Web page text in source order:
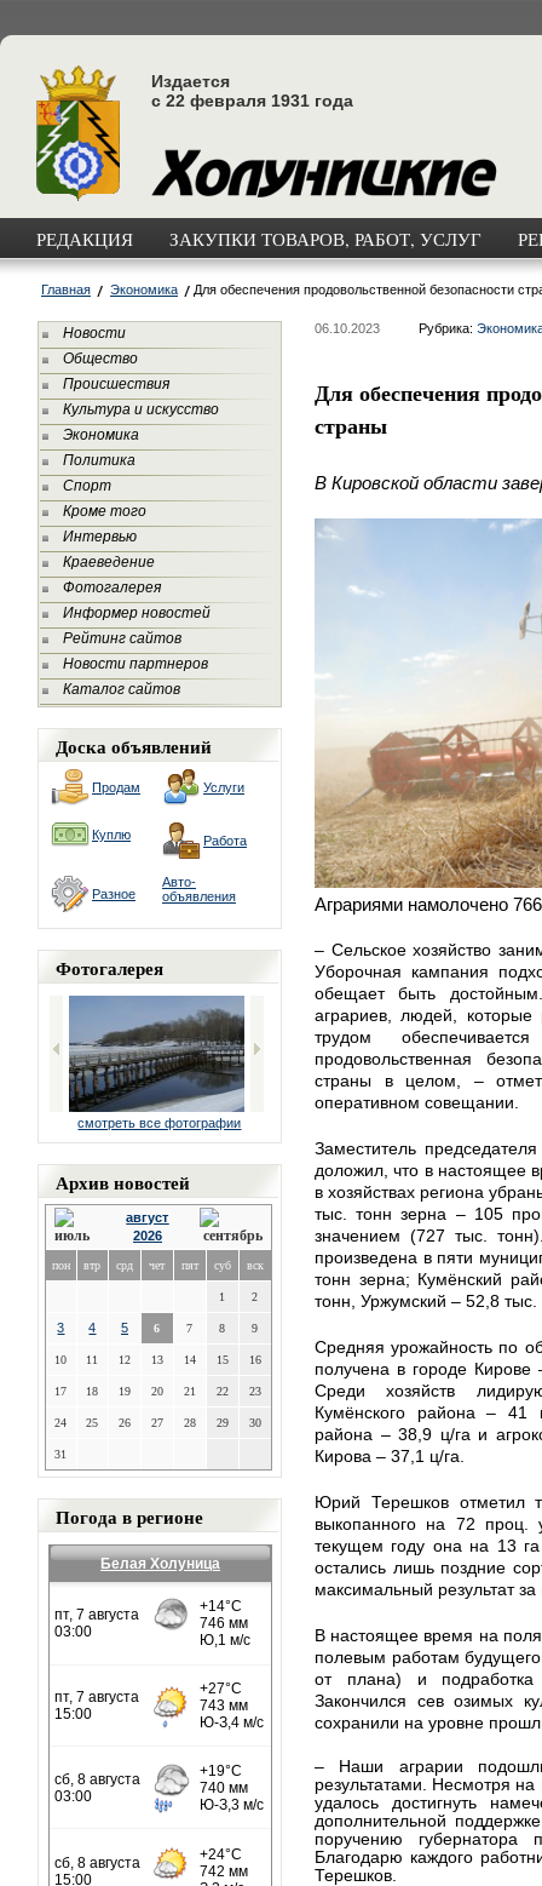
Издается
с 22 февраля 1931 года
РЕДАКЦИЯ ЗАКУПКИ ТОВАРОВ, РАБОТ, УСЛУГ
Главная Экономика Для обеспечения продовольственной безопасности
Новости
Общество
Происшествия
Культура и искусство
Экономика
Политика
Спорт
Кроме того
Интервью
Краеведение
Фотогалерея
Информер новостей
Рейтинг сайтов
Новости партнеров
Каталог сайтов
Доска объявлений
Продам Услуги
Куплю Работа
Разное
Авто-
объявления
Фотогалерея
смотреть все фотографии
Архив новостей
август
2026
пон втр срд чет пят суб вск
1 2
3 4 5 6 7 8 9
10 11 12 13 14 15 16
17 18 19 20 21 22 23
24 25 26 27 28 29 30
31
Погода в регионе
Белая Холуница
06.10.2023 Рубрика:
Для обеспечения
страны
В Кировской области
Аграриями намолочено
– Сельское хозяйство
Уборочная кампания
обещает быть
аграриев, людей,
трудом
продовольственная
страны в целом, –
оперативном совещании.
Заместитель
доложил, что в настоящее
в хозяйствах региона
тыс. тонн зерна – 105
значением (727 тыс.
произведена в пяти
тонн зерна; Кумёнский
тонн, Уржумский – 52,8
Средняя урожайность по
получена в городе
Среди хозяйств
Кумёнского района – 41
района – 38,9 ц/га и
Кирова – 37,1 ц/га.
Юрий Терешков отметил
выкопанного на 72 проц.
текущем году она на 13
остались лишь поздние
максимальный результат
В настоящее время на
полевым работам
от плана) и подработка
Закончился сев озимых
сохранили на уровне
– Наши аграрии
результатами. Несмотря
удалось достигнуть
дополнительной
поручению губернатора
Благодарю каждого
Терешков.